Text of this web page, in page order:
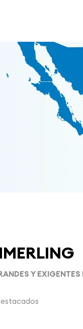
Y EXIGENTES